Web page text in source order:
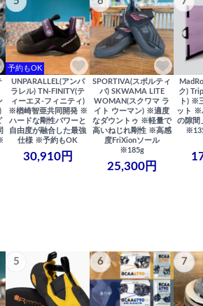
予約もOK
UNPARALLEL(アンパ
ラレル) TN-FINITY(テ
ィーエヌ-フィニティ)
※楢崎智亜共同開発 ※
ハードな剛性パワーと
自由度が融合した最強
仕様 ※予約もOK
30,910円
SPORTIVA(スポルティ
バ) SKWAMA LITE
WOMAN(スクワマ ラ
イト ウーマン) ※適度
なダウントゥ ※軽量で
高いねじれ剛性 ※高感
度FriXionソール
※185g
25,300円
ク)
ト) ※
ット ※
の隙間
5 6 7